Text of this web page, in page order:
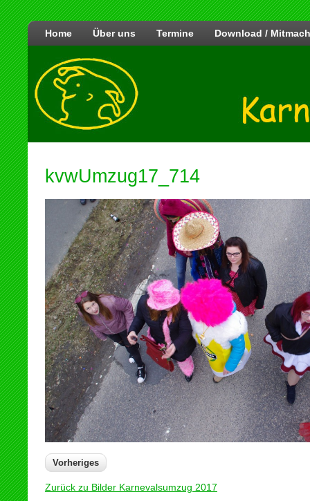
Home Über uns Termine Download /
kvwUmzug17_714
Vorheriges
Zurück zu Bilder Karnevalsumzug 2017